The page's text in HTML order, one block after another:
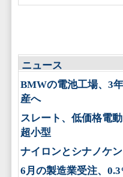
ニュース
BMWの電池工場、3
産へ
スレート、低価格電
超小型
ナイロンとシナノケ
6月の製造業受注、